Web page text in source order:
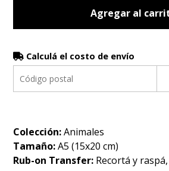
Agregar al
Calculá el costo de envío
Colección:Animales
Tamaño:A5 (15x20 cm)
Rub-on Transfer: Recortá y